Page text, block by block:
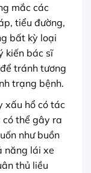
mắc các
tiểu đường,
bất kỳ loại
kiến bác sĩ
tránh tương
trạng bệnh.
hổ có tác
có thể gây ra
như buồn
năng lái xe
thủ liều